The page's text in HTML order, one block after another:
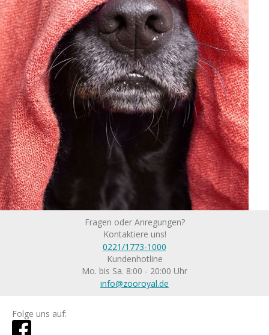
Fragen oder Anregungen?
Kontaktiere uns!
0221/1773-1000
Kundenhotline
Mo. bis Sa. 8:00 - 20:00 Uhr
info@zooroyal.de
Folge uns auf: